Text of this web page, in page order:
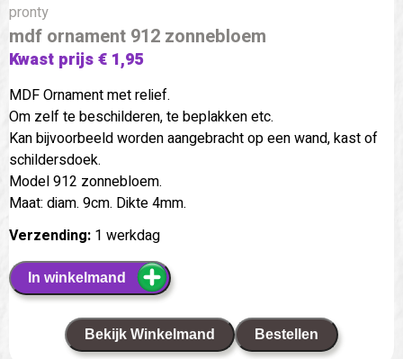
pronty
mdf ornament 912 zonnebloem
Kwast prijs € 1,95
MDF Ornament met relief.
Om zelf te beschilderen, te beplakken etc.
Kan bijvoorbeeld worden aangebracht op een wand, kast of
schildersdoek.
Model 912 zonnebloem.
Maat: diam. 9cm. Dikte 4mm.
Verzending: 1 werkdag
In winkelmand
Bekijk Winkelmand Bestellen